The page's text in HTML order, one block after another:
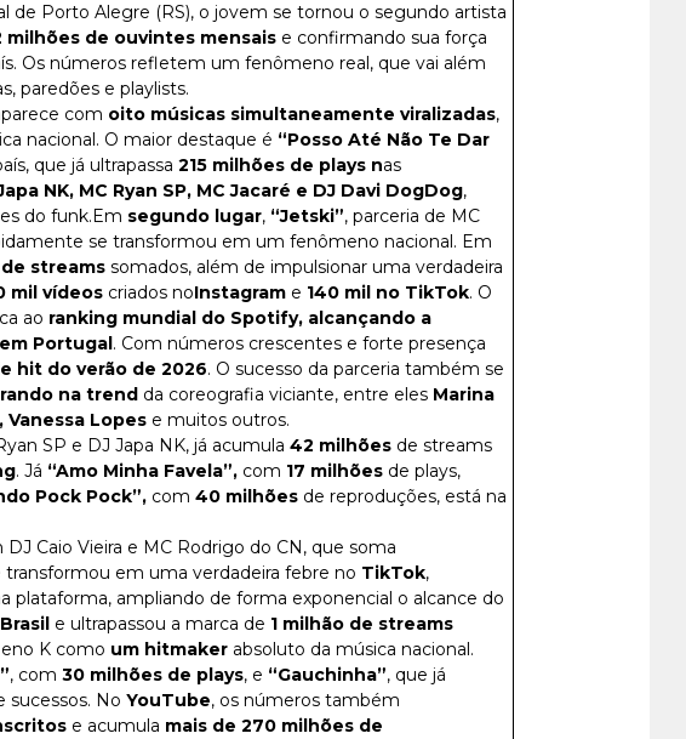
de Porto Alegre (RS), o jovem se tornou o segundo artista
milhões de ouvintes mensais e confirmando sua força
Os números refletem um fenômeno real, que vai além
paredões e playlists.
com oito músicas simultaneamente viralizadas,
nacional. O maior destaque é “Posso Até Não Te Dar
que já ultrapassa 215 milhões de plays nas
NK, MC Ryan SP, MC Jacaré e DJ Davi DogDog,
do funk.Em segundo lugar, “Jetski”, parceria de MC
se transformou em um fenômeno nacional. Em
streams somados, além de impulsionar uma verdadeira
mil vídeos criados noInstagram e 140 mil no TikTok. O
ao ranking mundial do Spotify, alcançando a
Portugal. Com números crescentes e forte presença
hit do verão de 2026. O sucesso da parceria também se
na trend da coreografia viciante, entre eles Marina
Vanessa Lopes e muitos outros.
SP e DJ Japa NK, já acumula 42 milhões de streams
. Já “Amo Minha Favela”, com 17 milhões de plays,
Pock Pock”, com 40 milhões de reproduções, está na
DJ Caio Vieira e MC Rodrigo do CN, que soma
transformou em uma verdadeira febre no TikTok,
plataforma, ampliando de forma exponencial o alcance do
e ultrapassou a marca de 1 milhão de streams
K como um hitmaker absoluto da música nacional.
, com 30 milhões de plays, e “Gauchinha”, que já
sucessos. No YouTube, os números também
e acumula mais de 270 milhões de